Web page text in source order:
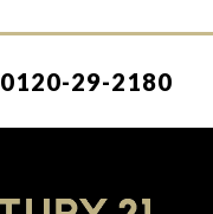
0120-29-2180